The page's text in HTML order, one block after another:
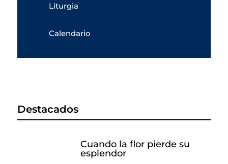
Liturgia
Calendario
Destacados
Cuando la flor pierde su
esplendor